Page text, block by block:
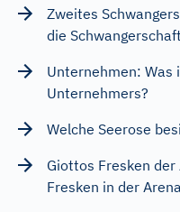
Zweites
die
Unternehmen: Was
Unternehmers?
Welche Seerose
Giottos Fresken
Fresken in der